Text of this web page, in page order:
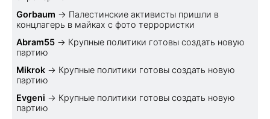
Gorbaum → Палестинские активисты пришли в
концлагерь в майках с фото террористки
Abram55 → Крупные политики готовы создать новую
партию
Mikrok → Крупные политики готовы создать новую
партию
Evgeni → Крупные политики готовы создать новую
партию